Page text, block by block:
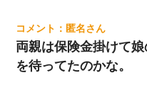
匿名
両親は保険金掛けて
を待ってたのかな。